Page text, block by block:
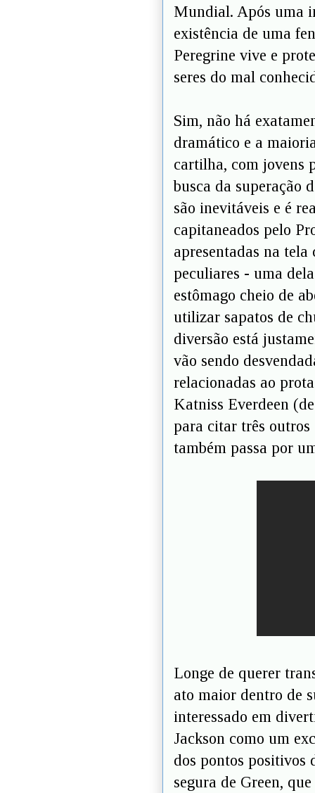
Mundial. Após uma
existência de uma
Peregrine vive e
seres do mal
Sim, não há
dramático e a
cartilha, com jovens
busca da superação
são inevitáveis e é
capitaneados pelo
apresentadas na
peculiares - uma
estômago cheio de
utilizar sapatos de
diversão está
vão sendo
relacionadas ao
Katniss Everdeen
para citar três
também passa por
Longe de querer
ato maior dentro de
interessado em
Jackson como um
dos pontos positivos
segura de Green,